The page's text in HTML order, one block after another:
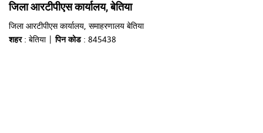
जिला आरटीपीएस कार्यालय, बेतिया
जिला आरटीपीएस कार्यालय, समाहरणालय बेतिया
शहर: बेतिया |पिन कोड: 845438